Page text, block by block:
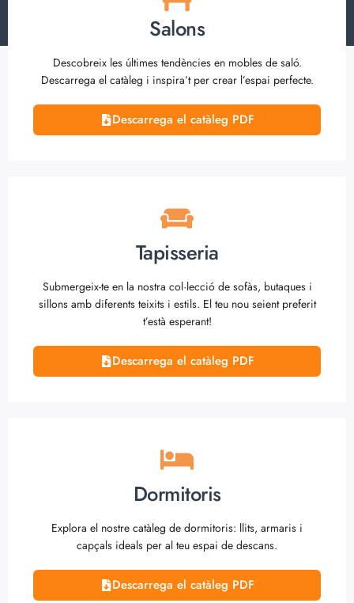
Salons
Descobreix les últimes tendències en mobles de saló.
Descarrega el catàleg i inspira’t per crear l’espai perfecte.
Descarrega el catàleg PDF
Tapisseria
Submergeix-te en la nostra col·lecció de sofàs, butaques i
sillons amb diferents teixits i estils. El teu nou seient preferit
t’està esperant!
Descarrega el catàleg PDF
Dormitoris
Explora el nostre catàleg de dormitoris: llits, armaris i
capçals ideals per al teu espai de descans.
Descarrega el catàleg PDF